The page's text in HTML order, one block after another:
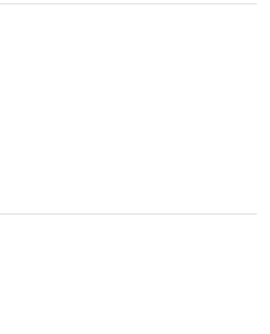
to a convenience store.
pick up this villa for next time trip
staffs.